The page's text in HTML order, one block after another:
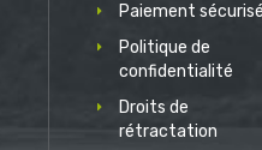
Paiement sécurisé
Politique de
confidentialité
Droits de
rétractation